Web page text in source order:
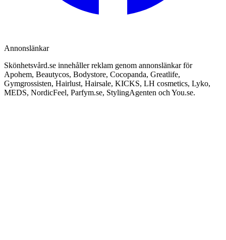
Annonslänkar
Skönhetsvård.se innehåller reklam genom annonslänkar för
Apohem, Beautycos, Bodystore, Cocopanda, Greatlife,
Gymgrossisten, Hairlust, Hairsale, KICKS, LH cosmetics, Lyko,
MEDS, NordicFeel, Parfym.se, StylingAgenten och You.se.